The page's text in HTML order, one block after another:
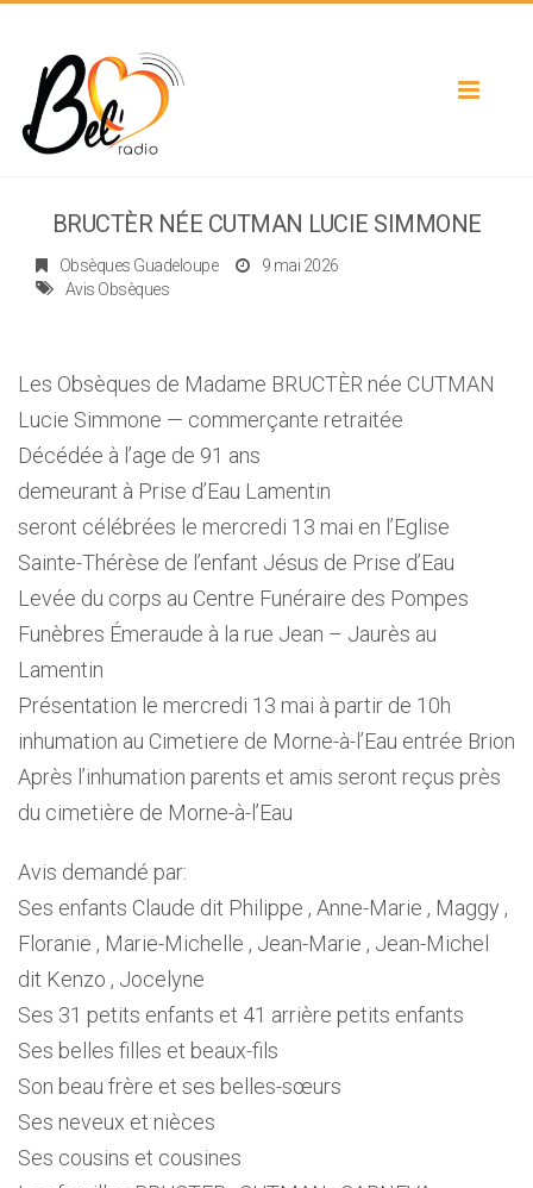
Toggle
BRUCTÈR NÉE CUTMAN LUCIE SIMMONE
Obsèques Guadeloupe
9 mai 2026
Avis Obsèques
Les Obsèques de Madame BRUCTÈR née CUTMAN
Lucie Simmone — commerçante retraitée
Décédée à l’age de 91 ans
demeurant à Prise d’Eau Lamentin
seront célébrées le mercredi 13 mai en l’Eglise
Sainte-Thérèse de l’enfant Jésus de Prise d’Eau
Levée du corps au Centre Funéraire des Pompes
Funèbres Émeraude à la rue Jean – Jaurès au
Lamentin
Présentation le mercredi 13 mai à partir de 10h
inhumation au Cimetiere de Morne-à-l’Eau entrée Brion
Après l’inhumation parents et amis seront reçus près
du cimetière de Morne-à-l’Eau
Avis demandé par:
Ses enfants Claude dit Philippe , Anne-Marie , Maggy ,
Floranie , Marie-Michelle , Jean-Marie , Jean-Michel
dit Kenzo , Jocelyne
Ses 31 petits enfants et 41 arrière petits enfants
Ses belles filles et beaux-fils
Son beau frère et ses belles-sœurs
Ses neveux et nièces
Ses cousins et cousines